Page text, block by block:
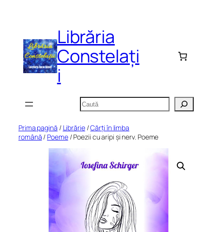
Librăria
Constelați
i
Caută
Prima pagină / Librărie/Cărți în limba
română / Poeme/ Poezii cu aripi și nerv. Poeme